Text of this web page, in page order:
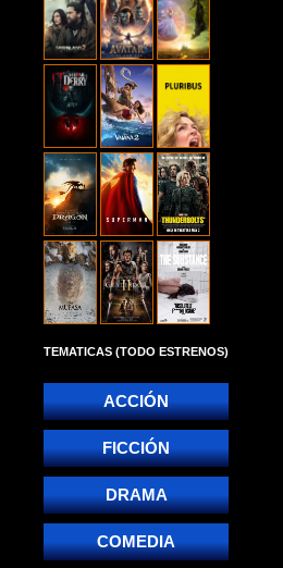
TEMATICAS (TODO ESTRENOS)
ACCIÓN
FICCIÓN
DRAMA
COMEDIA